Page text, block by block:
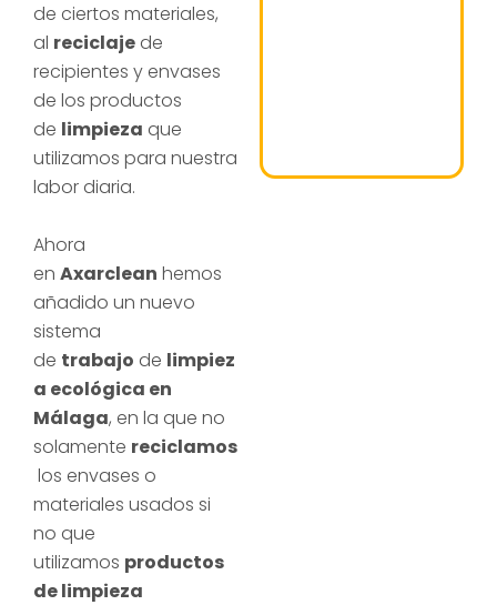
de ciertos materiales,
al reciclaje de
recipientes y envases
de los productos
de limpieza que
utilizamos para nuestra
labor diaria.
Ahora
en Axarclean hemos
añadido un nuevo
sistema
de trabajo de limpiez
a ecológica en
Málaga, en la que no
solamente reciclamos
los envases o
materiales usados si
no que
utilizamos productos
de limpieza